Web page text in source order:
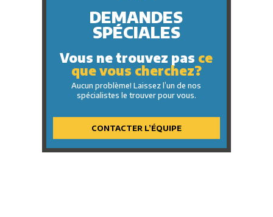
DEMANDES
SPÉCIALES
Vous ne trouvez pas ce
que vous cherchez?
Aucun problème! Laissez l’un de nos
spécialistes le trouver pour vous.
CONTACTER L’ÉQUIPE